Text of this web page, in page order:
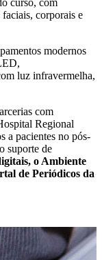
curso, com
corporais e
modernos
luz infravermelha,
com
Regional
a pacientes no pós-
suporte de
o Ambiente
de Periódicos da